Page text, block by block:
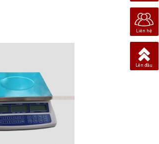
Liên hệ
Lên đầu